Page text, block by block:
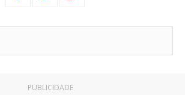
PUBLICIDADE